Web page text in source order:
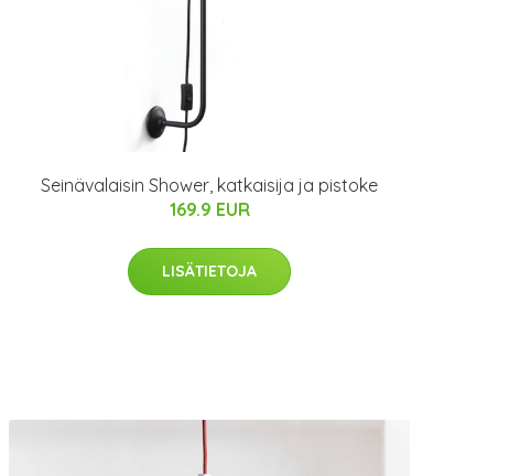
Seinävalaisin Shower, katkaisija ja pistoke
169.9 EUR
LISÄTIETOJA